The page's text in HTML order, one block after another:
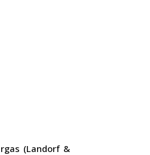
(Landorf &